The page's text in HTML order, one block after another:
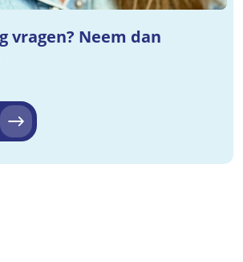
vragen? Neem dan